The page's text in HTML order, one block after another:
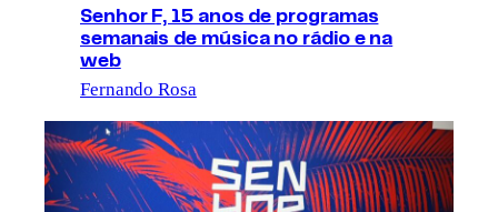
Senhor F, 15 anos de programas
semanais de música no rádio e na
web
Fernando Rosa